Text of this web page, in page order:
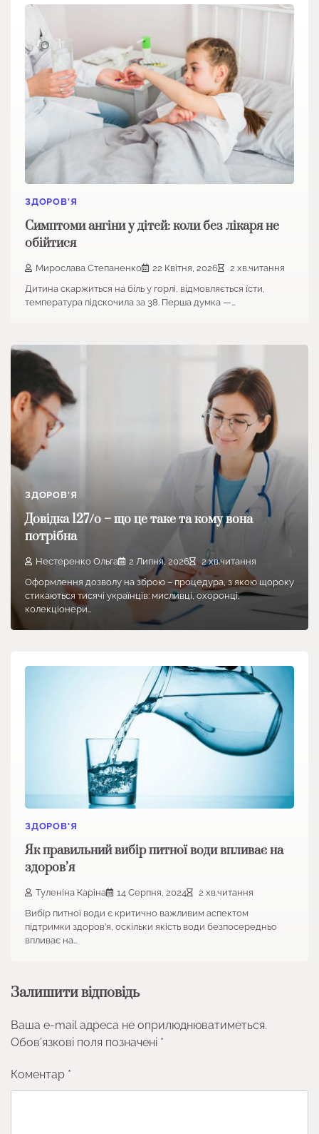
ЗДОРОВ'Я
Симптоми ангіни у дітей: коли без лікаря не
обійтися
Мирослава Степаненко 22 Квітня, 2026
2 хв.читання
Дитина скаржиться на біль у горлі, відмовляється їсти,
температура підскочила за 38. Перша думка —…
ЗДОРОВ'Я
Довідка 127/о – що це таке та кому вона
потрібна
Нестеренко Ольга 2 Липня, 2026
2 хв.читання
Оформлення дозволу на зброю – процедура, з якою щороку
стикаються тисячі українців: мисливці, охоронці,
колекціонери…
ЗДОРОВ'Я
Як правильний вибір питної води впливає на
здоров’я
Туленіна Каріна 14 Серпня, 2024
2 хв.читання
Вибір питної води є критично важливим аспектом
підтримки здоров’я, оскільки якість води безпосередньо
впливає на…
Залишити відповідь
Ваша e-mail адреса не оприлюднюватиметься.
Обов’язкові поля позначені *
Коментар *